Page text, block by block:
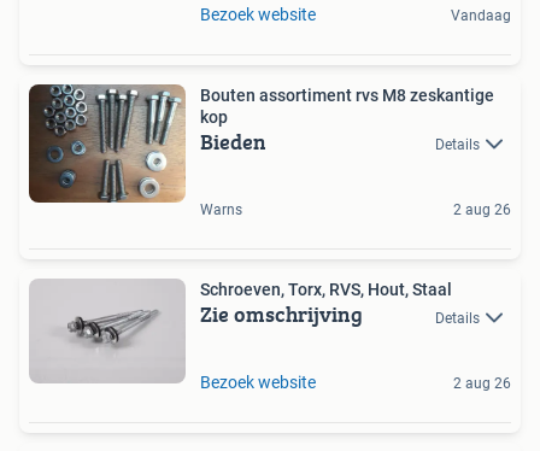
Bezoek website Vandaag
Bouten assortiment rvs M8 zeskantige
kop
Bieden Details
Warns 2 aug 26
Schroeven, Torx, RVS, Hout, Staal
Zie omschrijving Details
Bezoek website 2 aug 26